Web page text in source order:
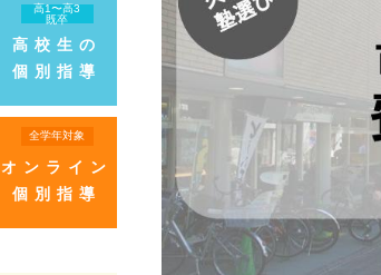
高1〜高3
既卒
高校生の
個別指導
全学年対象
オンライン
個別指導